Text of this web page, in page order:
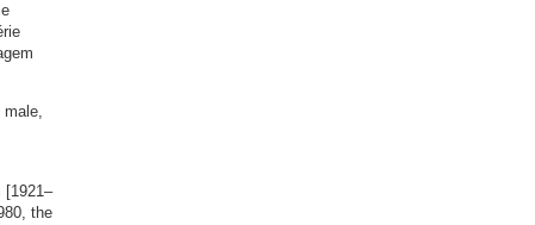
male,
[1921–
the